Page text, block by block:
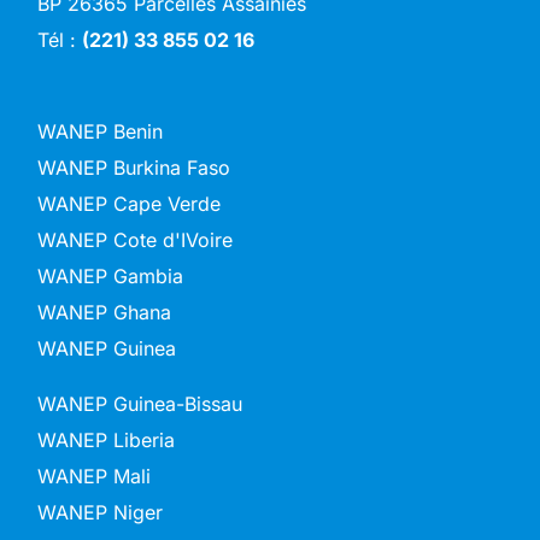
Tél : (221) 33 855 02 16
WANEP Benin
WANEP Burkina Faso
WANEP Cape Verde
WANEP Cote d'IVoire
WANEP Gambia
WANEP Ghana
WANEP Guinea
WANEP Guinea-Bissau
WANEP Liberia
WANEP Mali
WANEP Niger